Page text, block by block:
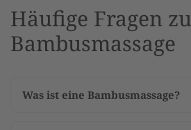
Häufige Fragen
Bambusmassage
Was ist eine Bambusmassage?